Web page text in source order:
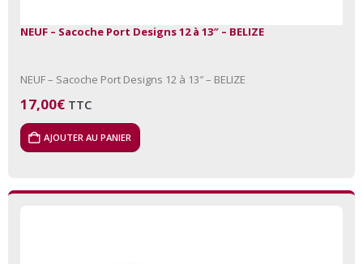
NEUF – Sacoche Port Designs 12 à 13″ – BELIZE
NEUF – Sacoche Port Designs 12 à 13″ – BELIZE
17,00€ TTC
AJOUTER AU PANIER